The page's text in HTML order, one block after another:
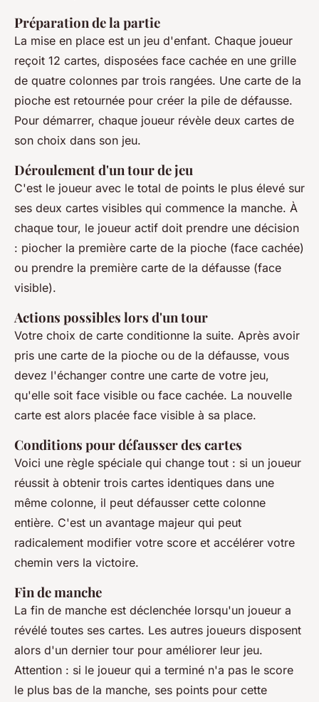
Préparation de la partie
La mise en place est un jeu d'enfant. Chaque joueur
reçoit 12 cartes, disposées face cachée en une grille
de quatre colonnes par trois rangées. Une carte de la
pioche est retournée pour créer la pile de défausse.
Pour démarrer, chaque joueur révèle deux cartes de
son choix dans son jeu.
Déroulement d'un tour de jeu
C'est le joueur avec le total de points le plus élevé sur
ses deux cartes visibles qui commence la manche. À
chaque tour, le joueur actif doit prendre une décision
: piocher la première carte de la pioche (face cachée)
ou prendre la première carte de la défausse (face
visible).
Actions possibles lors d'un tour
Votre choix de carte conditionne la suite. Après avoir
pris une carte de la pioche ou de la défausse, vous
devez l'échanger contre une carte de votre jeu,
qu'elle soit face visible ou face cachée. La nouvelle
carte est alors placée face visible à sa place.
Conditions pour défausser des cartes
Voici une règle spéciale qui change tout : si un joueur
réussit à obtenir trois cartes identiques dans une
même colonne, il peut défausser cette colonne
entière. C'est un avantage majeur qui peut
radicalement modifier votre score et accélérer votre
chemin vers la victoire.
Fin de manche
La fin de manche est déclenchée lorsqu'un joueur a
révélé toutes ses cartes. Les autres joueurs disposent
alors d'un dernier tour pour améliorer leur jeu.
Attention : si le joueur qui a terminé n'a pas le score
le plus bas de la manche, ses points pour cette